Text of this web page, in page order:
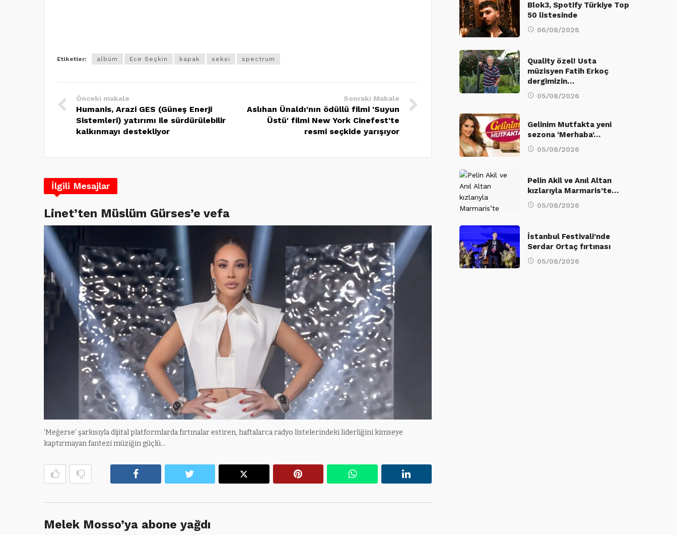
Etiketler: albüm Ece Seçkin kapak seksi spectrum
Önceki makale
Humanis, Arazi GES (Güneş Enerji
Sistemleri) yatırımı ile sürdürülebilir
kalkınmayı destekliyor
Sonraki Makale
Aslıhan Ünaldı'nın ödüllü filmi 'Suyun
Üstü' filmi New York Cinefest'te
resmi seçkide yarışıyor
İlgili Mesajlar
Linet’ten Müslüm Gürses’e vefa
‘Meğerse’ şarkısıyla dijital platformlarda fırtınalar estiren, haftalarca radyo listelerindeki liderliğini kimseye
kaptırmayan fantezi müziğin güçlü…
Melek Mosso’ya abone yağdı
Blok3, Spotify Türkiye Top
50 listesinde
06/08/2026
Quality özel! Usta
müzisyen Fatih Erkoç
dergimizin…
05/08/2026
Gelinim Mutfakta yeni
sezona ‘Merhaba’…
05/08/2026
Pelin Akil ve Anıl Altan
kızlarıyla Marmaris’te…
05/08/2026
İstanbul Festivali’nde
Serdar Ortaç fırtınası
05/08/2026